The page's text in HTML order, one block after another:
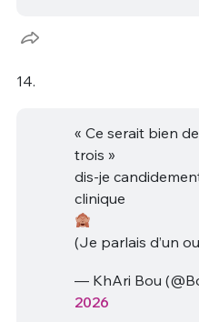
14.
« Ce serait bien
trois »
dis-je
clinique
(Je parlais d’un
— KhAri Bou
2026